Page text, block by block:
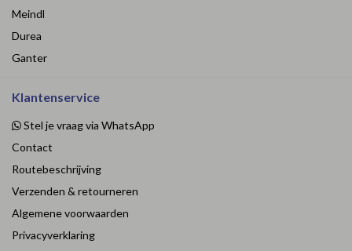
Meindl
Durea
Ganter
Klantenservice
Stel je vraag via WhatsApp
Contact
Routebeschrijving
Verzenden & retourneren
Algemene voorwaarden
Privacyverklaring